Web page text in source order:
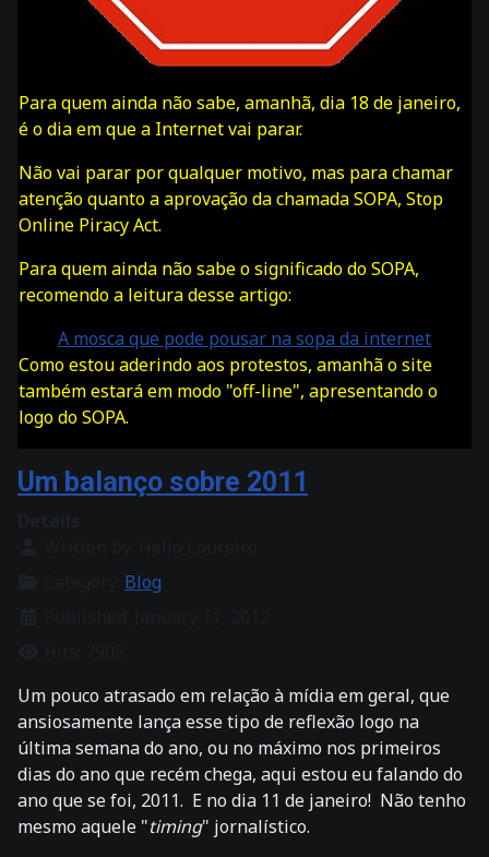
Para quem ainda não sabe, amanhã, dia 18 de janeiro,
é o dia em que a Internet vai parar.
Não vai parar por qualquer motivo, mas para chamar
atenção quanto a aprovação da chamada SOPA, Stop
Online Piracy Act.
Para quem ainda não sabe o significado do SOPA,
recomendo a leitura desse artigo:
A mosca que pode pousar na sopa da internet
Como estou aderindo aos protestos, amanhã o site
também estará em modo "off-line", apresentando o
logo do SOPA.
Um balanço sobre 2011
Blog
Um pouco atrasado em relação à mídia em geral, que
ansiosamente lança esse tipo de reflexão logo na
última semana do ano, ou no máximo nos primeiros
dias do ano que recém chega, aqui estou eu falando do
ano que se foi, 2011. E no dia 11 de janeiro! Não tenho
mesmo aquele "timing" jornalístico.